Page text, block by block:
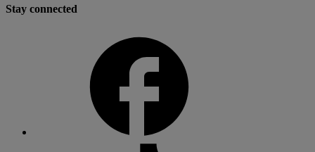
Stay connected